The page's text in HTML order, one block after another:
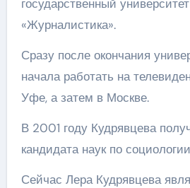
государственный
«Журналистика».
Сразу после окончания
начала работать на
Уфе, а затем в Москве.
В 2001 году Кудрявцева
кандидата наук по
Сейчас Лера Кудрявцева